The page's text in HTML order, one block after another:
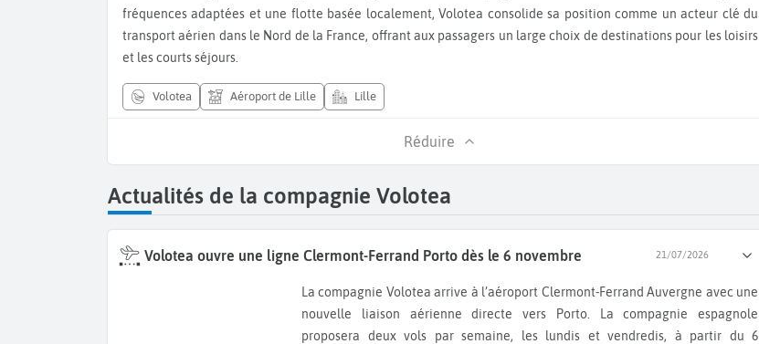
fréquences adaptées et une flotte basée localement, Volotea consolide sa position comme un acteur clé du
transport aérien dans le Nord de la France, offrant aux passagers un large choix de destinations pour les loisirs
et les courts séjours.
volotea Aéroport de Lille Lille
Réduire
Actualités de la compagnie Volotea
Volotea ouvre une ligne Clermont-Ferrand Porto dès le 6 novembre 21/07/2026
La compagnie Volotea arrive à l’aéroport Clermont-Ferrand Auvergne avec une
nouvelle liaison aérienne directe vers Porto. La compagnie espagnole
proposera deux vols par semaine, les lundis et vendredis, à partir du 6